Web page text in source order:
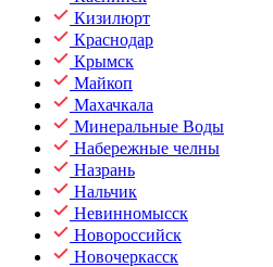
Кизилюрт
Краснодар
Крымск
Майкоп
Махачкала
Минеральные Воды
Набережные челны
Назрань
Нальчик
Невинномысск
Новороссийск
Новочеркасск